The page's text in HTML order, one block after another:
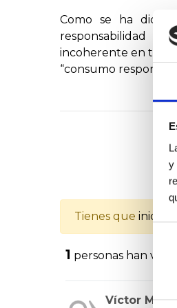
y
Como se ha
responsabilidad
incoherente en tanto
“consumo
Tienes que iniciar
1 personas han
Víctor